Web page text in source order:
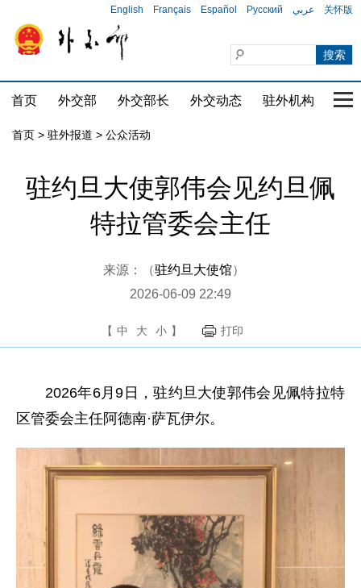
English Français Español Русский عربي 关怀版
首页 外交部 外交部长 外交动态 驻外机构 国
首页 > 驻外报道 > 公众活动
驻约旦大使郭伟会见约旦佩
特拉管委会主任
来源：（驻约旦大使馆）
2026-06-09 22:49
【 中 大 小 】 打印
2026年6月9日，驻约旦大使郭伟会见佩特拉特
区管委会主任阿德南·萨瓦伊尔。